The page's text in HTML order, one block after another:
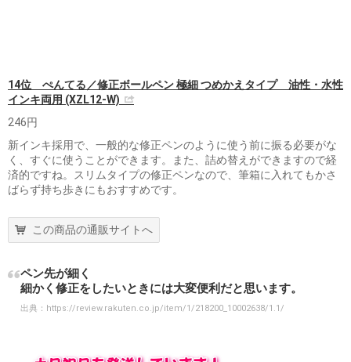
14位 ぺんてる／修正ボールペン 極細 つめかえタイプ 油性・水性
インキ両用 (XZL12-W)
246円
新インキ採用で、一般的な修正ペンのように使う前に振る必要がな
く、すぐに使うことができます。また、詰め替えができますので経
済的ですね。スリムタイプの修正ペンなので、筆箱に入れてもかさ
ばらず持ち歩きにもおすすめです。
この商品の通販サイトへ
ペン先が細く
細かく修正をしたいときには大変便利だと思います。
出典： https://review.rakuten.co.jp/item/1/218200_10002638/1.1/